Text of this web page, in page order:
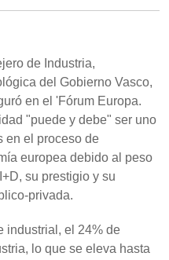
de Industria,
del Gobierno Vasco,
en el 'Fórum Europa.
"puede y debe" ser uno
en el proceso de
europea debido al peso
su prestigio y su
privada.
industrial, el 24% de
lo que se eleva hasta